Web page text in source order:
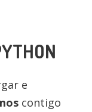
e
contigo